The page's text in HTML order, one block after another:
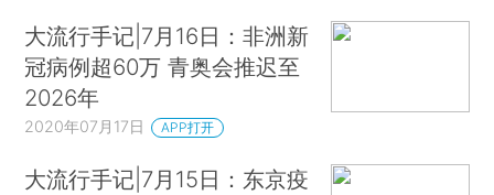
大流行手记|7月16日：非洲新
冠病例超60万 青奥会推迟至
2026年
2020年07月17日 APP打开
大流行手记|7月15日：东京疫